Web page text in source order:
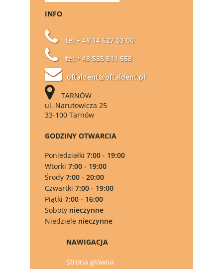
INFO
tel:+ 48 14 627 33 00
tel:+ 48 535 511 558
oftaldent@oftaldent.pl
TARNÓW
ul. Narutowicza 25
33-100 Tarnów
GODZINY OTWARCIA
Poniedziałki 7:00 - 19:00
Wtorki 7:00 - 19:00
Środy 7:00 - 20:00
Czwartki 7:00 - 19:00
Piątki 7:00 - 16:00
Soboty nieczynne
Niedziele nieczynne
NAWIGACJA
Strona główna